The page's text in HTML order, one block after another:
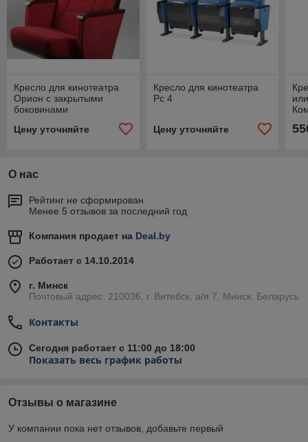
Кресло для кинотеатра
Орион с закрытыми
боковинами
Цену уточняйте
Кресло для кинотеатра
Рс 4
Цену уточняйте
О нас
Рейтинг не сформирован
Менее 5 отзывов за последний год
Компания продает на Deal.by
Работает с 14.10.2014
г. Минск
Почтовый адрес: 210036, г. Витебск, а/я 7, Минск, Беларусь
Контакты
Сегодня работает с 11:00 до 18:00
Показать весь график работы
Отзывы о магазине
У компании пока нет отзывов, добавьте первый